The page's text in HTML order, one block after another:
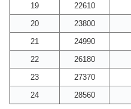
19
22610
20
23800
21
24990
22
26180
23
27370
24
28560